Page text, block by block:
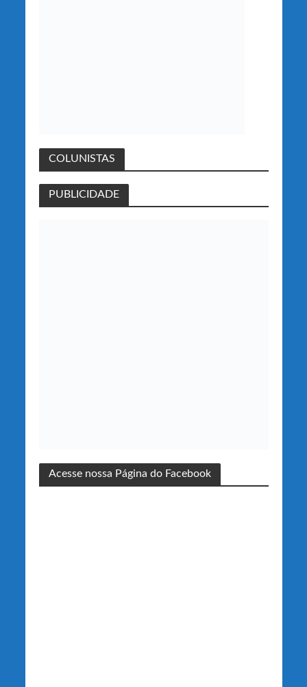
COLUNISTAS
PUBLICIDADE
Acesse nossa Página do Facebook